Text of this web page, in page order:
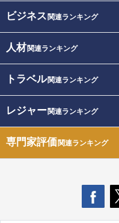
ビジネス 関連ランキング
人材関連ランキング
トラベル関連ランキング
レジャー関連ランキング
専門家評価関連ランキング